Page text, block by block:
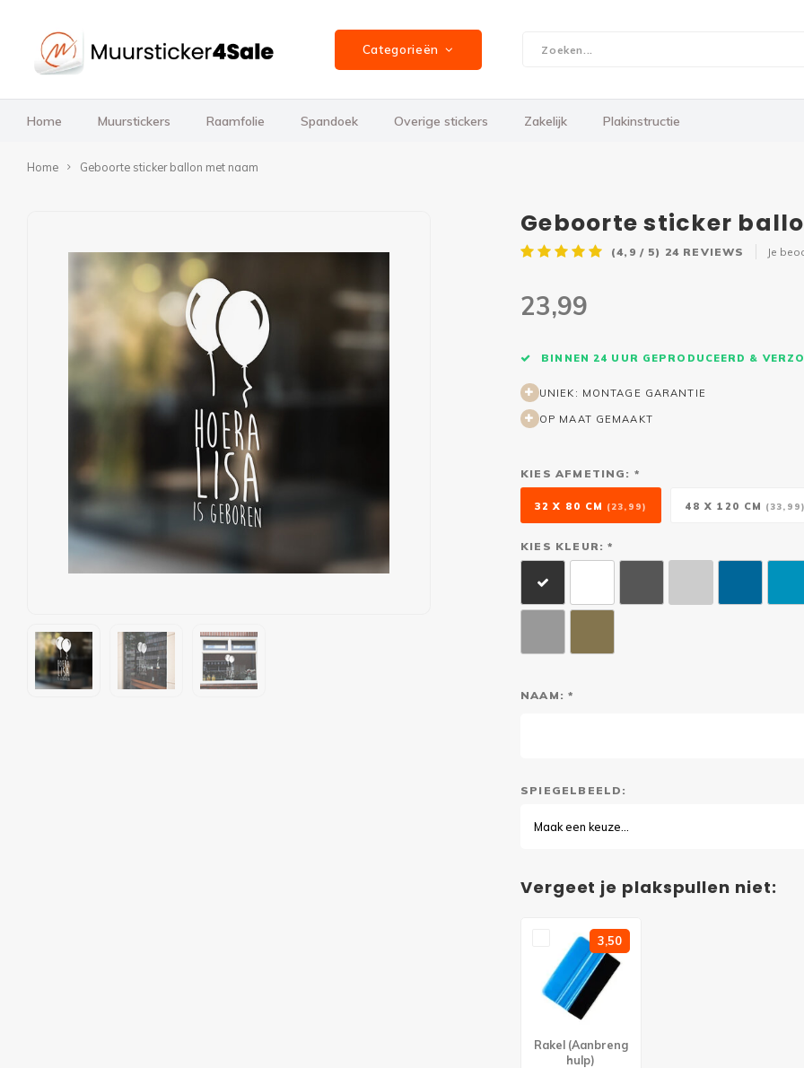
Categorieën
Home Muurstickers Raamfolie Spandoek Overige stickers Zakelijk Plakinstructie
Home Geboorte sticker ballon met naam
Geboorte sticker
(4,9 / 5) 24 REVIEWS Je
23,99
BINNEN 24 UUR GEPRODUCEERD &
UNIEK: MONTAGE GARANTIE
OP MAAT GEMAAKT
KIES AFMETING: *
32 X 80 CM (23,99) 48 X 120 CM (33,99)
KIES KLEUR: *
NAAM: *
SPIEGELBEELD:
Maak een keuze...
Vergeet je plakspullen niet:
3,50
Rakel (Aanbreng
hulp)